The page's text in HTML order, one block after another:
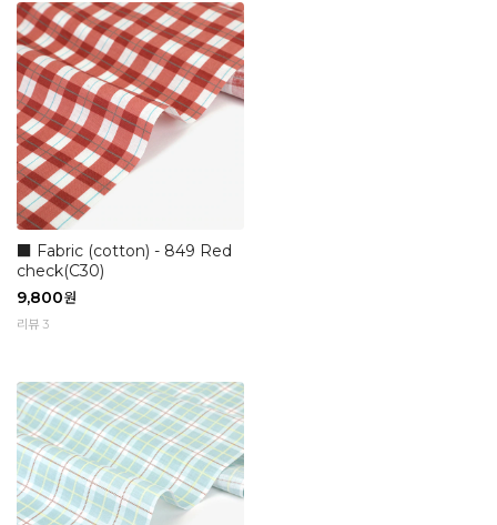
■ Fabric (cotton) - 849 Red
check(C30)
9,800원
리뷰 3